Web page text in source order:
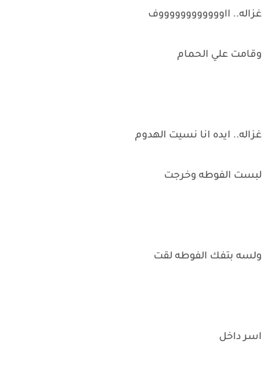
غزاله.. ااووووووووووووف
وقامت علي الحمام
غزاله.. ايده انا نسيت الهدوم
لبست الفوطه وخرجت
ولسه بتفك الفوطه لقت
اسر داخل